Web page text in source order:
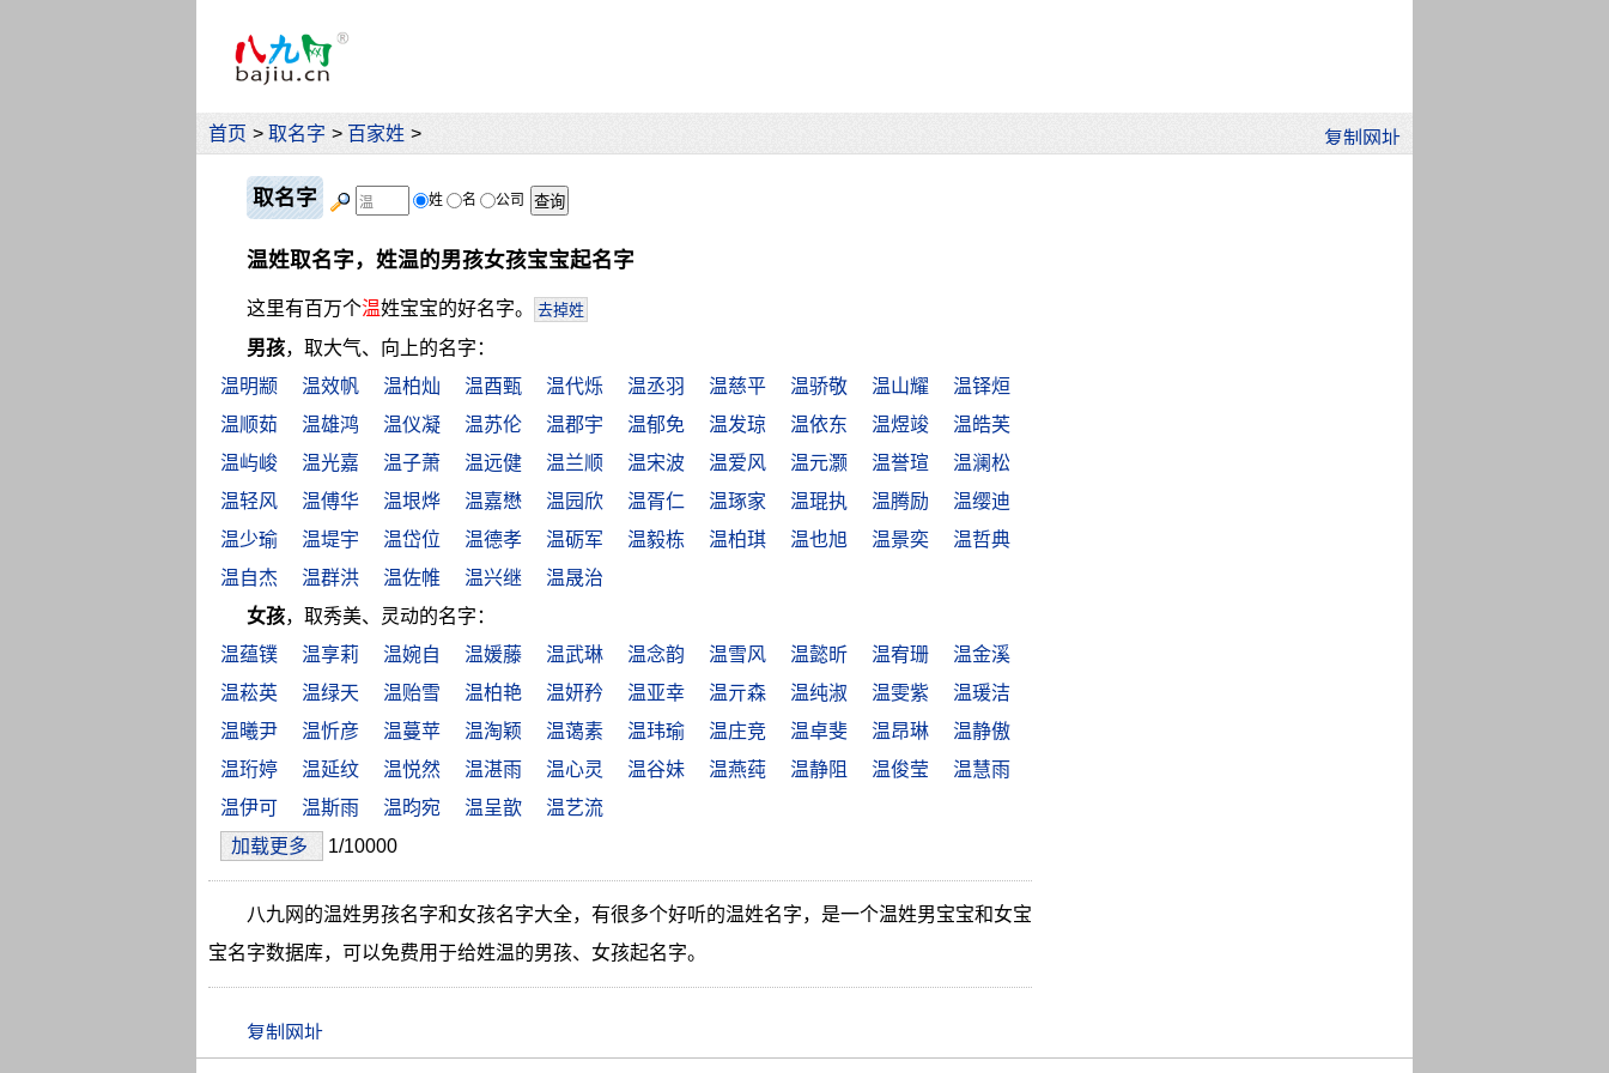
首页 > 取名字 > 百家姓 >
取名字 姓 名 公司
温姓取名字，姓温的男孩女孩宝宝起名字
这里有百万个温姓宝宝的好名字。 去掉姓
男孩，取大气、向上的名字：
温明颛
温效帆 温柏灿 温酉甄 温代烁 温丞羽 温慈平 温骄敬 温山耀
温铎烜
温顺茹
温雄鸿 温仪凝 温苏伦 温郡宇 温郁免 温发琼 温依东 温煜竣
温皓芙
温屿峻
温光嘉 温子萧 温远健 温兰顺 温宋波 温爱风 温元灏 温誉瑄
温澜松
温轻风
温傅华 温垠烨 温嘉懋 温园欣 温胥仁 温琢家 温琨执 温腾励
温缨迪
温少瑜
温堤宇 温岱位 温德孝 温砺军 温毅栋 温柏琪 温也旭 温景奕
温哲典
温自杰
温群洪 温佐帷 温兴继
温晟治
女孩，取秀美、灵动的名字：
温蕴镤
温享莉 温婉自 温媛藤 温武琳 温念韵 温雪风 温懿昕 温宥珊
温金溪
温菘英
温绿天 温贻雪 温柏艳 温妍矜 温亚幸 温亓森 温纯淑 温雯紫
温瑗洁
温曦尹
温忻彦 温蔓苹 温淘颖 温蔼素 温玮瑜 温庄竞 温卓斐 温昂琳
温静傲
温珩婷
温延纹 温悦然 温湛雨 温心灵 温谷妹 温燕莼 温静阻 温俊莹
温慧雨
温伊可
温斯雨 温昀宛 温呈歆
温艺流
加载更多
1/10000
八九网的温姓男孩名字和女孩名字大全，有很多个好听的温姓名字，是一个温姓男宝宝和女宝
宝名字数据库，可以免费用于给姓温的男孩、女孩起名字。